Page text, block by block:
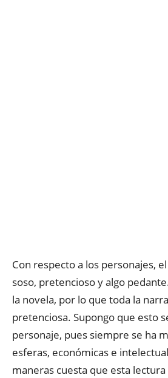
Con respecto a los personajes,
soso, pretencioso y algo
la novela, por lo que toda la
pretenciosa. Supongo que esto
personaje, pues siempre se ha
esferas, económicas e
maneras cuesta que esta lectura